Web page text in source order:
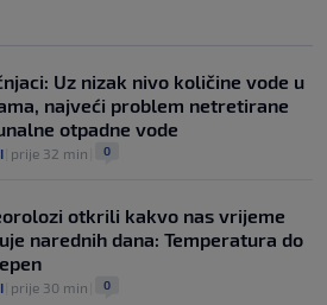
Uz nizak nivo količine vode u
najveći problem netretirane
otpadne vode
prije 32 min 0
otkrili kakvo nas vrijeme
narednih dana: Temperatura do
prije 30 min 0